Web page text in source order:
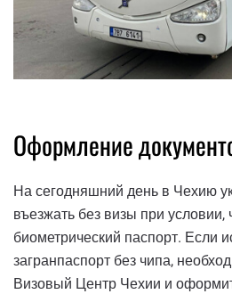
Оформление
На сегодняшний день в Чехию
въезжать без визы при
биометрический паспорт. Если
загранпаспорт без чипа,
Визовый Центр Чехии и